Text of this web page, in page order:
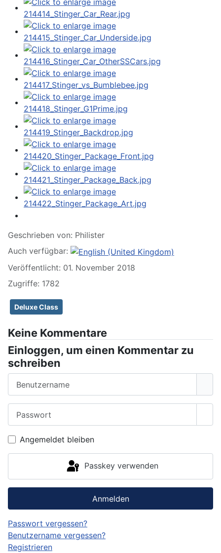
Geschrieben von: Philister
Auch verfügbar:
Veröffentlicht: 01. November 2018
Zugriffe: 1782
Deluxe Class
Keine Kommentare
Einloggen, um einen Kommentar zu
schreiben
Angemeldet bleiben
Passkey verwenden
Anmelden
Passwort vergessen?
Benutzername vergessen?
Registrieren